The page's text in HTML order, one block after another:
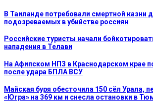
В Таиланде потребовали смертной казни
подозреваемых в убийстве россиян
Российские туристы начали
нападения в Телави
На Афипском НПЗ в Краснодарском крае
после удара БПЛА ВСУ
Майская буря обесточила 150 сёл Урала,
«Югра» на 369 км и снесла остановки в